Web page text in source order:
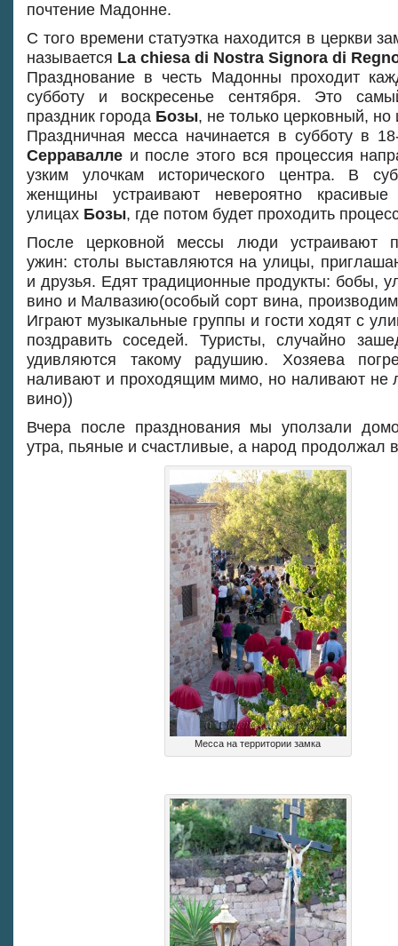
почтение Мадонне.
С того времени статуэтка находится в церкви
называется La chiesa di Nostra Signora di
Празднование в честь Мадонны проходит
субботу и воскресенье сентября. Это
праздник города Бозы, не только церковный,
Праздничная месса начинается в субботу в
Серравалле и после этого вся процессия
узким улочкам исторического центра. В
женщины устраивают невероятно
улицах Бозы, где потом будет проходить
После церковной мессы люди устраивают
ужин: столы выставляются на улицы,
и друзья. Едят традиционные продукты: бобы,
вино и Малвазию(особый сорт вина,
Играют музыкальные группы и гости ходят с
поздравить соседей. Туристы, случайно
удивляются такому радушию. Хозяева
наливают и проходящим мимо, но наливают не
вино))
Вчера после празднования мы уползали
утра, пьяные и счастливые, а народ продолжал
Месса на территории замка